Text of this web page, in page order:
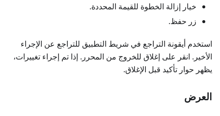
خيار إزالة الخطوة للقيمة المحددة.
زر حفظ.
استخدم أيقونة التراجع في شريط التطبيق للتراجع عن الإجراء
الأخير. انقر على إغلاق للخروج من المحرر. إذا تم إجراء تغييرات،
يظهر حوار تأكيد قبل الإغلاق.
العرض